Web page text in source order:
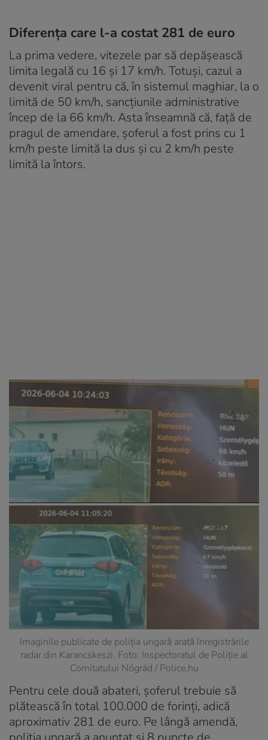
Diferența care l-a costat 281 de euro
La prima vedere, vitezele par să depășească
limita legală cu 16 și 17 km/h. Totuși, cazul a
devenit viral pentru că, în sistemul maghiar, la o
limită de 50 km/h, sancțiunile administrative
încep de la 66 km/h. Asta înseamnă că, față de
pragul de amendare, șoferul a fost prins cu 1
km/h peste limită la dus și cu 2 km/h peste
limită la întors.
Imaginile publicate de poliția ungară arată înregistrările
radar din Karancskeszi. Foto: Inspectoratul de Poliție al
Comitatului Nógrád / Police.hu
Pentru cele două abateri, șoferul trebuie să
plătească în total 100.000 de forinți, adică
aproximativ 281 de euro. Pe lângă amendă,